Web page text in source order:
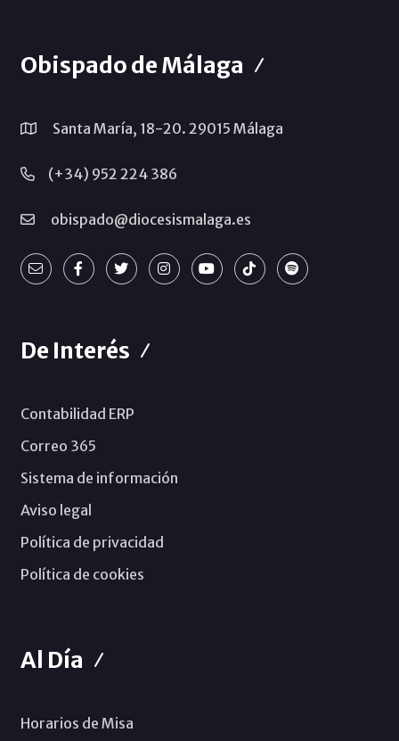
Obispado de Málaga
Santa María, 18-20. 29015 Málaga
(+34) 952 224 386
obispado@diocesismalaga.es
De Interés
Contabilidad ERP
Correo 365
Sistema de información
Aviso legal
Política de privacidad
Política de cookies
Al Día
Horarios de Misa